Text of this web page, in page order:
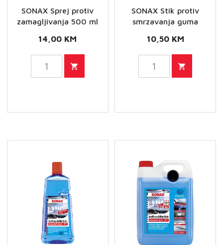
SONAX Sprej protiv
zamagljivanja 500 ml
14,00 KM
SONAX
Sprej
zamagljivanja
ml
SONAX Stik protiv
smrzavanja guma
10,50 KM
SONAX
Stik
smrzavanja
količina